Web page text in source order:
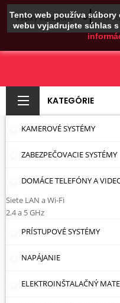
Tento web používa súbory
webu vyjadrujete súhlas
KATEGÓRIE
KAMEROVÉ SYSTÉMY
ZABEZPEČOVACIE SYSTÉMY
DOMÁCE TELEFÓNY A
Siete LAN a Wi-Fi
2.4 a 5 GHz
PRÍSTUPOVÉ SYSTÉMY
NAPÁJANIE
ELEKTROINŠTALAČNÝ
Pre Kamery
Cena: vzostupne
Zobrazuje